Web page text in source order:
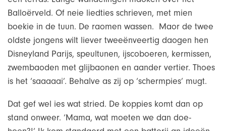
Balloërveld. Of neie liedties schrieven, met mien
boekie in de tuun. De raomen wassen. Maor de twee
oldste jongens wilt liever tweeënveertig daogen hen
Disneyland Parijs, speultunen, ijscoboeren, kermissen,
zwembaoden met glijbaonen en aander vertier. Thoes
is het ‘saaaaai’. Behalve as zij op ‘schermpies’ mugt.
Dat gef wel ies wat stried. De koppies komt dan op
stand onweer. ‘Mama, wat moeten we dan doe-